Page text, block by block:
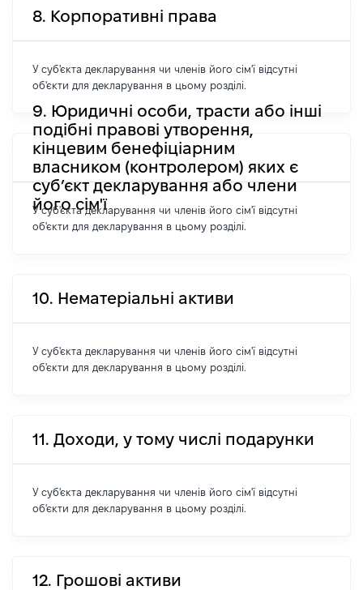
8. Корпоративні права
У суб'єкта декларування чи членів його сім'ї відсутні
об'єкти для декларування в цьому розділі.
9. Юридичні особи, трасти або інші
подібні правові утворення,
кінцевим бенефіціарним
власником (контролером) яких є
суб’єкт декларування або члени
його сім'ї
У суб'єкта декларування чи членів його сім'ї відсутні
об'єкти для декларування в цьому розділі.
10. Нематеріальні активи
У суб'єкта декларування чи членів його сім'ї відсутні
об'єкти для декларування в цьому розділі.
11. Доходи, у тому числі подарунки
У суб'єкта декларування чи членів його сім'ї відсутні
об'єкти для декларування в цьому розділі.
12. Грошові активи